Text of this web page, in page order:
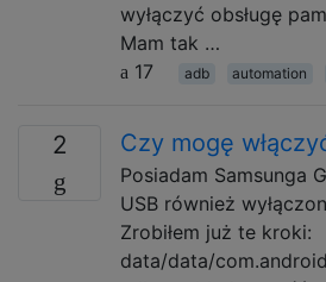
wyłączyć obsługę
Mam tak …
17
adb automation
2 Czy mogę
Posiadam Samsunga
USB również
Zrobiłem już te kroki:
data/data/